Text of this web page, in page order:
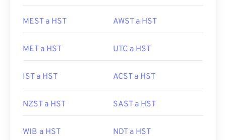
MEST a HST AWST a HST
MET a HST UTC a HST
IST a HST ACST a HST
NZST a HST SAST a HST
WIB a HST NDT a HST